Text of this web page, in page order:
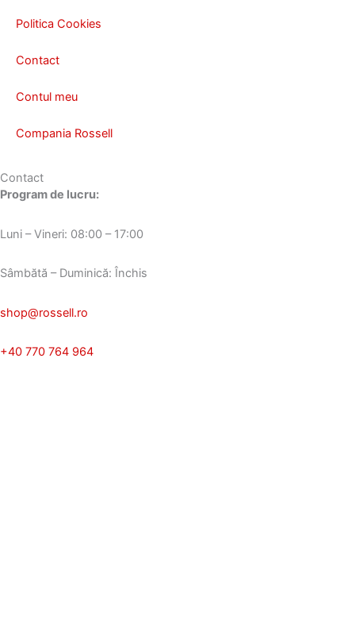
Politica Cookies
Contact
Contul meu
Compania Rossell
Contact
Program de lucru:
Luni – Vineri: 08:00 – 17:00
Sâmbătă – Duminică: Închis
shop@rossell.ro
+40 770 764 964